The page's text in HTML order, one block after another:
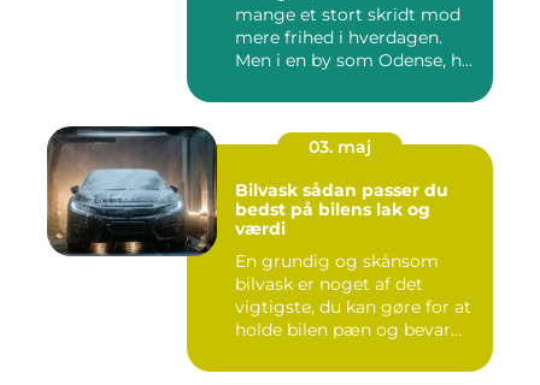
mange et stort skridt mod
mere frihed i hverdagen.
Men i en by som Odense, h...
03. maj
Bilvask sådan passer du
bedst på bilens lak og
værdi
En grundig og skånsom
bilvask er noget af det
vigtigste, du kan gøre for at
holde bilen pæn og bevar...